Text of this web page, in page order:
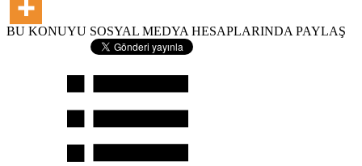
BU KONUYU SOSYAL MEDYA HESAPLARINDA PAYLAŞ